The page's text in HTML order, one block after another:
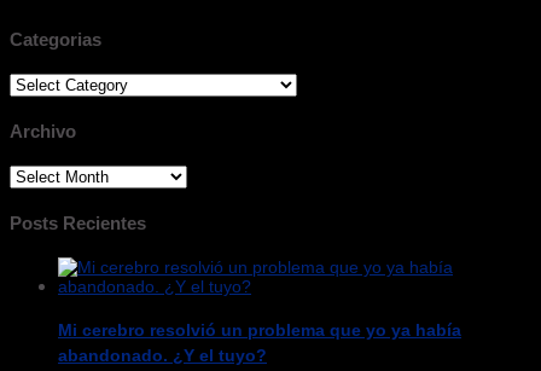
Categorias
Categorias
Archivo
Archivo
Posts Recientes
Mi cerebro resolvió un problema que yo ya había
abandonado. ¿Y el tuyo?